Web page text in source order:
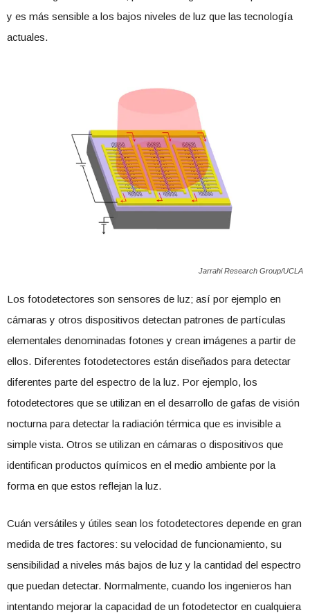
y es más sensible a los bajos niveles de luz que las tecnología
actuales.
Jarrahi Research Group/UCLA
Los fotodetectores son sensores de luz; así por ejemplo en
cámaras y otros dispositivos detectan patrones de partículas
elementales denominadas fotones y crean imágenes a partir de
ellos. Diferentes fotodetectores están diseñados para detectar
diferentes parte del espectro de la luz. Por ejemplo, los
fotodetectores que se utilizan en el desarrollo de gafas de visión
nocturna para detectar la radiación térmica que es invisible a
simple vista. Otros se utilizan en cámaras o dispositivos que
identifican productos químicos en el medio ambiente por la
forma en que estos reflejan la luz.
Cuán versátiles y útiles sean los fotodetectores depende en gran
medida de tres factores: su velocidad de funcionamiento, su
sensibilidad a niveles más bajos de luz y la cantidad del espectro
que puedan detectar. Normalmente, cuando los ingenieros han
intentando mejorar la capacidad de un fotodetector en cualquiera